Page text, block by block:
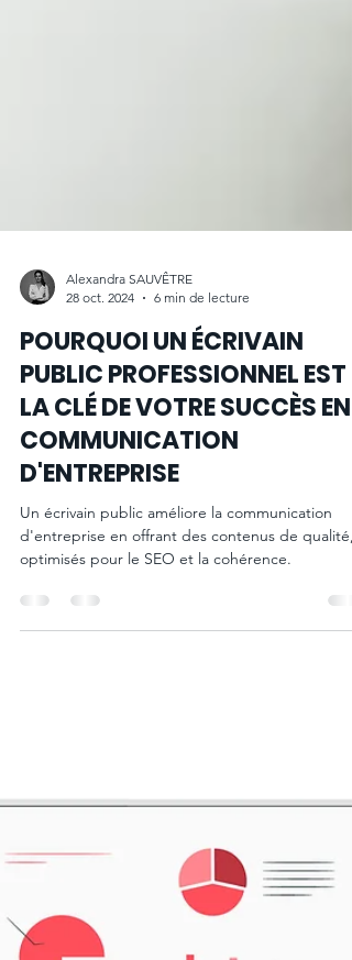
Alexandra SAUVÊTRE
28 oct. 2024
6 min de lecture
POURQUOI UN ÉCRIVAIN
PUBLIC PROFESSIONNEL EST
LA CLÉ DE VOTRE SUCCÈS EN
COMMUNICATION
D'ENTREPRISE
Un écrivain public améliore la communication
optimisés pour le SEO et la cohérence.